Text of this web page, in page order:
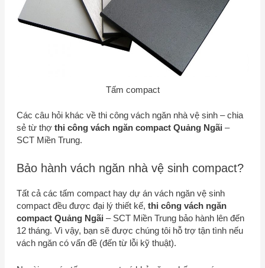
Tấm compact
Các câu hỏi khác về thi công vách ngăn nhà vệ sinh – chia
sẻ từ thợ thi công vách ngăn compact Quảng Ngãi –
SCT Miền Trung.
Bảo hành vách ngăn nhà vệ sinh compact?
Tất cả các tấm compact hay dự án vách ngăn vệ sinh
compact đều được đại lý thiết kế, thi công vách ngăn
compact Quảng Ngãi – SCT Miền Trungbảo hành lên đến
12 tháng. Vì vậy, bạn sẽ được chúng tôi hỗ trợ tận tình nếu
vách ngăn có vấn đề (đến từ lỗi kỹ thuật).